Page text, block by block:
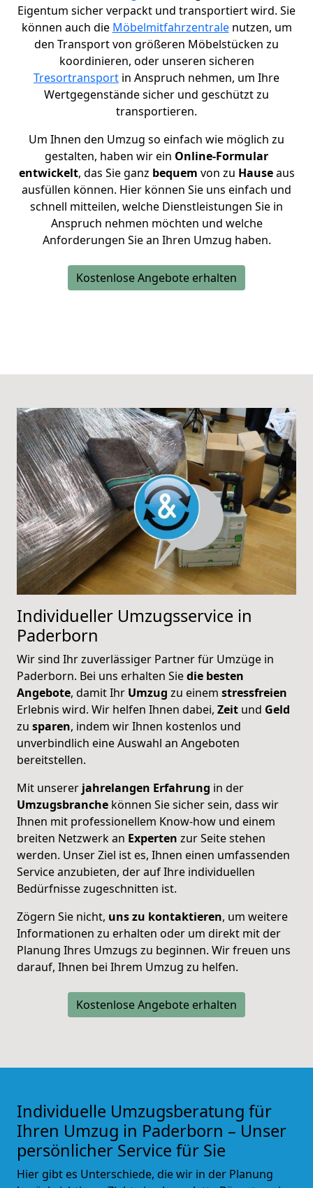
Eigentum sicher verpackt und transportiert wird. Sie
können auch die Möbelmitfahrzentralenutzen, um
den Transport von größeren Möbelstücken zu
koordinieren, oder unseren sicheren
Tresortransport in Anspruch nehmen, um Ihre
Wertgegenstände sicher und geschützt zu
transportieren.
Um Ihnen den Umzug so einfach wie möglich zu
gestalten, haben wir ein Online-Formular
entwickelt, das Sie ganz bequem von zu Hauseaus
ausfüllen können. Hier können Sie uns einfach und
schnell mitteilen, welche Dienstleistungen Sie in
Anspruch nehmen möchten und welche
Anforderungen Sie an Ihren Umzug haben.
Kostenlose Angebote erhalten
Individueller Umzugsservice in
Paderborn
Wir sind Ihr zuverlässiger Partner für Umzüge in
Paderborn. Bei uns erhalten Siedie besten
Angebote, damit Ihr Umzug zu einem stressfreien
Erlebnis wird. Wir helfen Ihnen dabei, Zeit und Geld
zu sparen, indem wir Ihnen kostenlos und
unverbindlich eine Auswahl an Angeboten
bereitstellen.
Mit unserer jahrelangen Erfahrung in der
Umzugsbranche können Sie sicher sein, dass wir
Ihnen mit professionellem Know-how und einem
breiten Netzwerk an Experten zur Seite stehen
werden. Unser Ziel ist es, Ihnen einen umfassenden
Service anzubieten, der auf Ihre individuellen
Bedürfnisse zugeschnitten ist.
Zögern Sie nicht, uns zu kontaktieren, um weitere
Informationen zu erhalten oder um direkt mit der
Planung Ihres Umzugs zu beginnen. Wir freuen uns
darauf, Ihnen bei Ihrem Umzug zu helfen.
Kostenlose Angebote erhalten
Individuelle Umzugsberatung für
Ihren Umzug in Paderborn – Unser
persönlicher Service für Sie
Hier gibt es Unterschiede, die wir in der Planung